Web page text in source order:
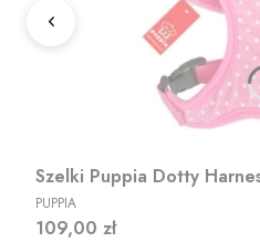
Szelki Puppia Dotty
PRODUCENT
PUPPIA
Cena
109,00 zł